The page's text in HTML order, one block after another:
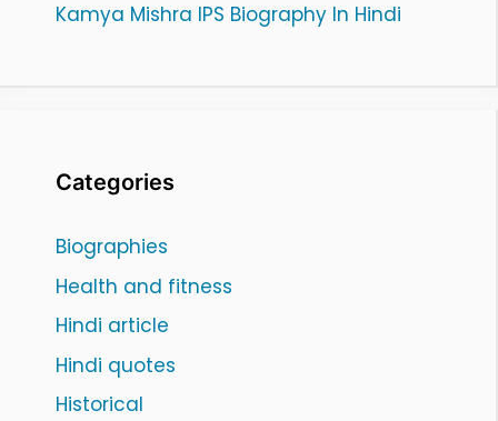
Kamya Mishra IPS Biography In Hindi
Categories
Biographies
Health and fitness
Hindi article
Hindi quotes
Historical